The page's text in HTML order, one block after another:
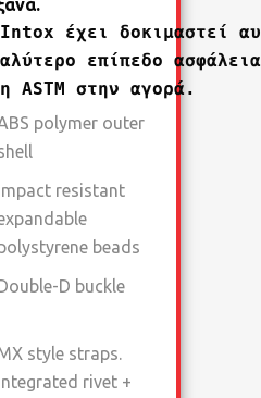
έχει δοκιμαστεί
επίπεδο
ASTM στην αγορά.
polymer outer
resistant
beads
D buckle
style straps.
rivet +